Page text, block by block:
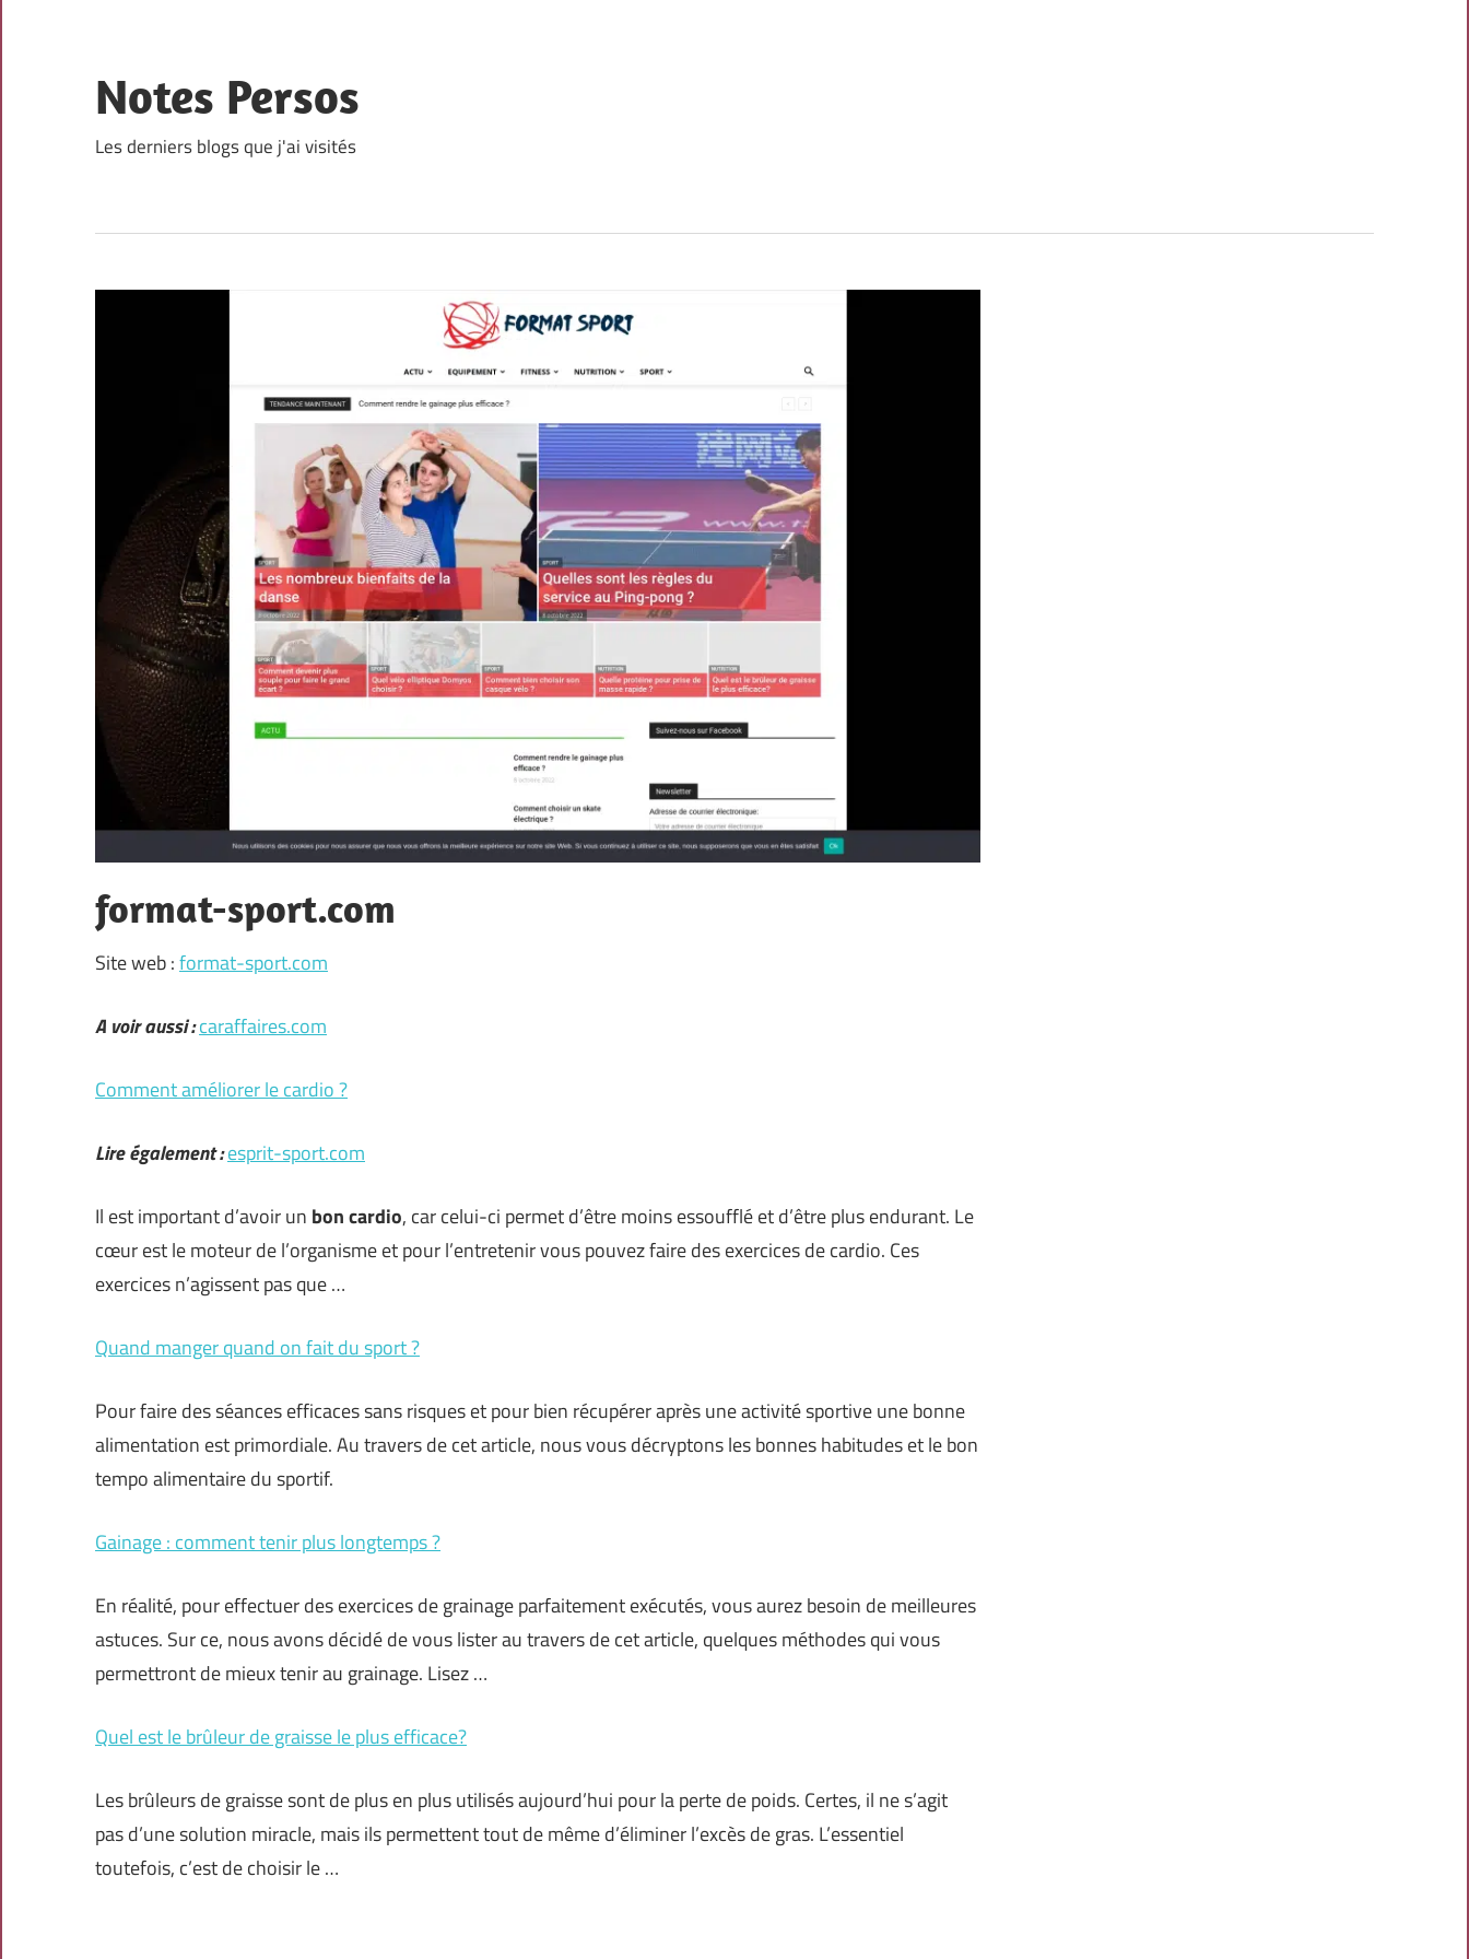
content
Notes Persos
Les derniers blogs que j'ai visités
format-sport.com
Site web :format-sport.com
A voir aussi :caraffaires.com
Comment améliorer le cardio ?
Lire également :esprit-sport.com
Il est important d’avoir un bon cardio, car celui-ci permet d’être moins essoufflé et d’être plus endurant. Le
cœur est le moteur de l’organisme et pour l’entretenir vous pouvez faire des exercices de cardio. Ces
exercices n’agissent pas que …
Quand manger quand on fait du sport ?
Pour faire des séances efficaces sans risques et pour bien récupérer après une activité sportive une bonne
alimentation est primordiale. Au travers de cet article, nous vous décryptons les bonnes habitudes et le bon
tempo alimentaire du sportif.
Gainage : comment tenir plus longtemps ?
En réalité, pour effectuer des exercices de grainage parfaitement exécutés, vous aurez besoin de meilleures
astuces. Sur ce, nous avons décidé de vous lister au travers de cet article, quelques méthodes qui vous
permettront de mieux tenir au grainage. Lisez …
Quel est le brûleur de graisse le plus efficace?
Les brûleurs de graisse sont de plus en plus utilisés aujourd’hui pour la perte de poids. Certes, il ne s’agit
pas d’une solution miracle, mais ils permettent tout de même d’éliminer l’excès de gras. L’essentiel
toutefois, c’est de choisir le …